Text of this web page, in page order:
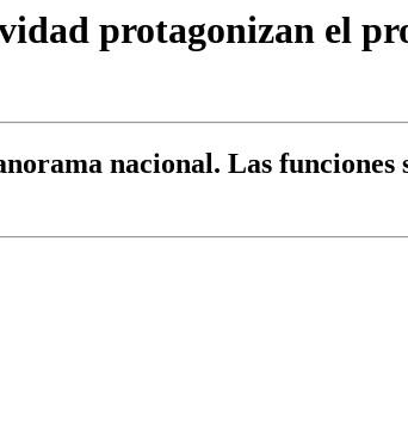
protagonizan el
nacional. Las funciones